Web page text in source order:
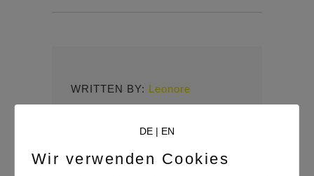
WRITTEN BY: Leonore
DE| EN
Wir verwenden Cookies